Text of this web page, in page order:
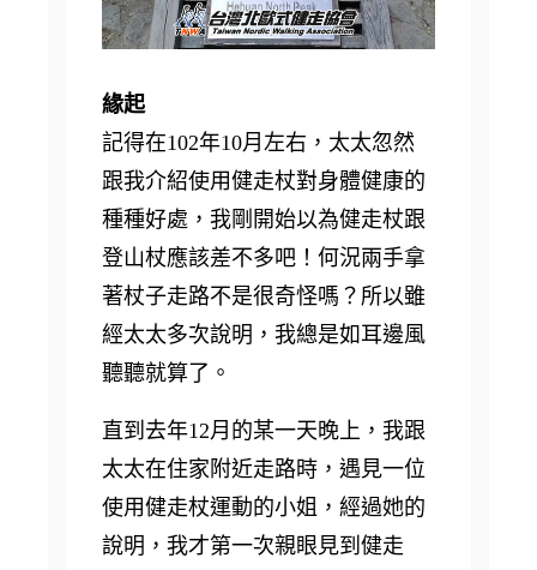
緣起
記得在102年10月左右，太太忽然
跟我介紹使用健走杖對身體健康的
種種好處，我剛開始以為健走杖跟
登山杖應該差不多吧！何況兩手拿
著杖子走路不是很奇怪嗎？所以雖
經太太多次說明，我總是如耳邊風
聽聽就算了。
直到去年12月的某一天晚上，我跟
太太在住家附近走路時，遇見一位
使用健走杖運動的小姐，經過她的
說明，我才第一次親眼見到健走